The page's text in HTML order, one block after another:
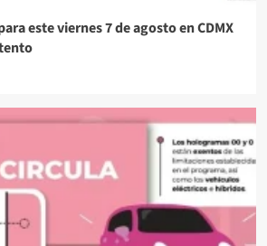
este viernes 7 de agosto en CDMX